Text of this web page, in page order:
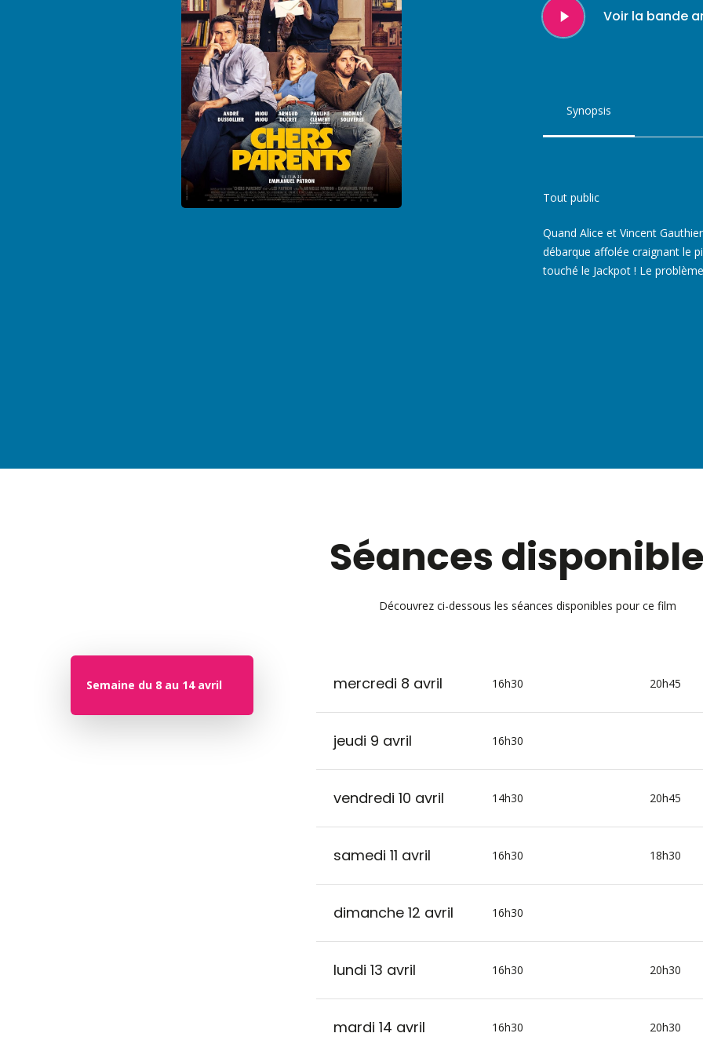
Play
Video
Voir la bande
Synopsis
Tout public
Quand Alice et Vincent
débarque affolée craignant le
touché le Jackpot ! Le
Séances
Découvrez ci-dessous les séances disponibles pour ce film
Semaine du 8 au 14 avril mercredi 8 avril 16h30 20h45
jeudi 9 avril 16h30
vendredi 10 avril 14h30 20h45
samedi 11 avril 16h30 18h30
dimanche 12 avril 16h30
lundi 13 avril 16h30 20h30
mardi 14 avril 16h30 20h30